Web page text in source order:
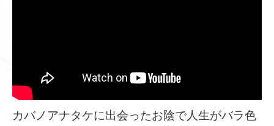
カバノアナタケに出会ったお陰で人生がバラ色